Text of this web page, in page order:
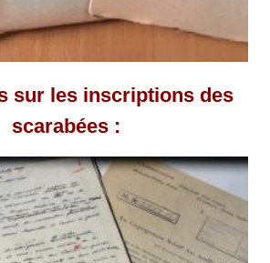
sur les inscriptions des
scarabées :